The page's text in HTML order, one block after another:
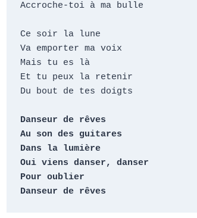
Accroche-toi à ma bulle
Ce soir la lune
Va emporter ma voix
Mais tu es là
Et tu peux la retenir
Du bout de tes doigts
Danseur de rêves
Au son des guitares
Dans la lumière
Oui viens danser, danser
Pour oublier
Danseur de rêves